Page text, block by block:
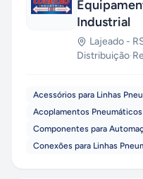
Industrial
Lajeado -
Distribuição·
Acessórios para Linhas
Acoplamentos Pneumáticos
Componentes para
Conexões para Linhas